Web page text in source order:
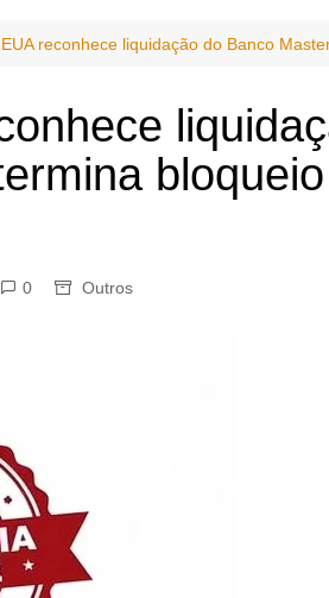
PRETO
reconhece liquidação do Banco
0 Outros